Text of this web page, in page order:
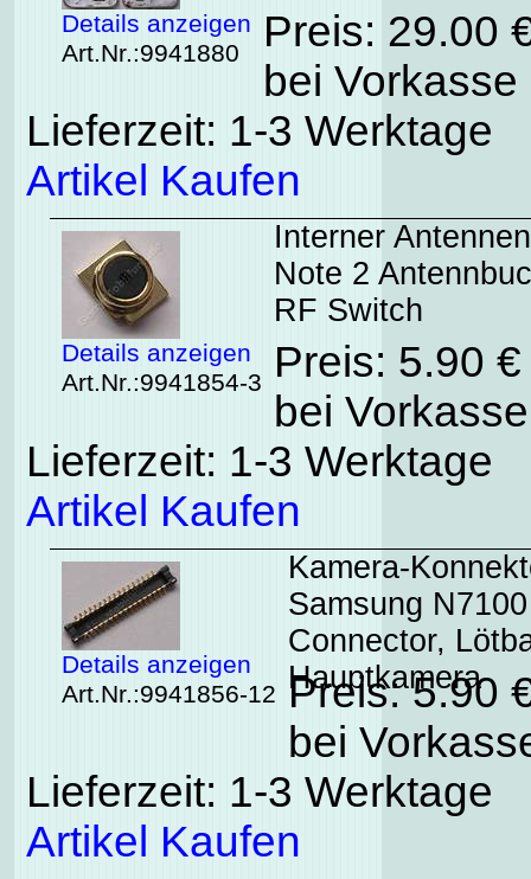
Details anzeigen
Art.Nr.:9941880
Preis: 29.00
bei
Lieferzeit: 1-3 Werktage
Artikel Kaufen
Details anzeigen
Art.Nr.:9941854-3
Interner
Note 2
RF Switch
Preis: 5.90
bei
Lieferzeit: 1-3 Werktage
Artikel Kaufen
Details anzeigen
Art.Nr.:9941856-12
Kamera-
Samsung
Connector,
Hauptkamera
Preis: 5.90
bei
Lieferzeit: 1-3 Werktage
Artikel Kaufen